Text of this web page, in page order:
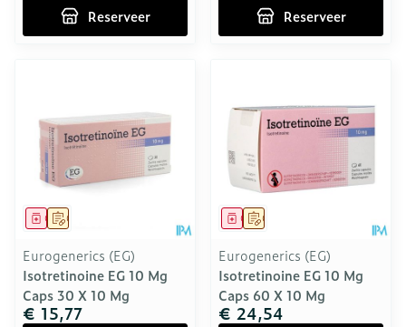
Reserveer Reserveer
Op voorschrift
Geneesmiddel
Eurogenerics (EG)
Isotretinoine EG 10 Mg
Caps 30 X 10 Mg
€ 15,77
Op voorschrift
Geneesmiddel
Eurogenerics (EG)
Isotretinoine EG 10 Mg
Caps 60 X 10 Mg
€ 24,54